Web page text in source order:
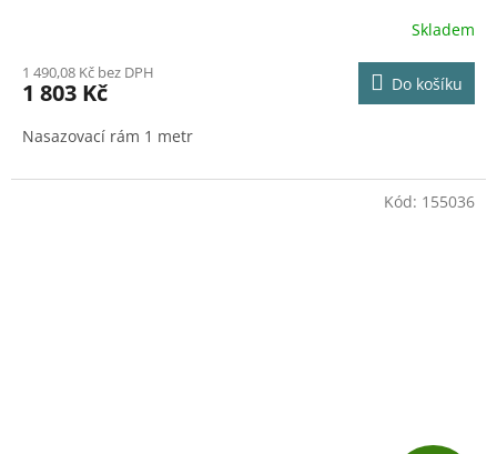
Skladem
1 490,08 Kč bez DPH
1 803 Kč Do košíku
Nasazovací rám 1 metr
Kód: 155036